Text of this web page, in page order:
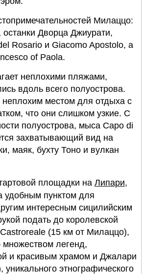
Милаццо:
Дворца Джиурати,
Rosario и Giacomo Apostolo, а
of Paola.
неплохими пляжами,
вдоль всего полуострова.
местом для отдыха с
что они слишком узкие. С
полуострова, мыса Capo di
захватывающий вид на
маяк, бухту Тоно и вулкан
площадки на Липари,
удобным пунктом для
интересным сицилийским
подать до королевской
(15 км от Милаццо),
множеством легенд,
и красивым храмом и Джалари
уникального этнографического